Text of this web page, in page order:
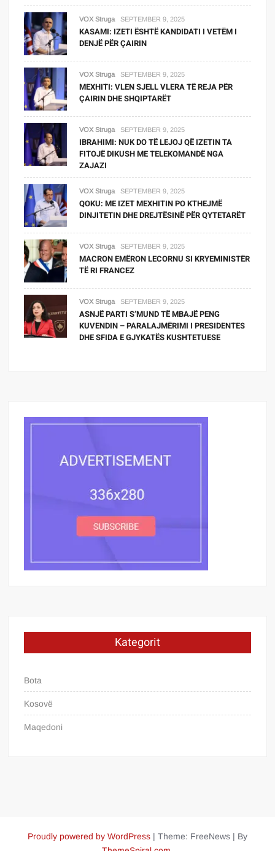
VOX Struga SEPTEMBER 9, 2025
KASAMI: IZETI ËSHTË KANDIDATI I VETËM I
DENJË PËR ÇAIRIN
VOX Struga SEPTEMBER 9, 2025
MEXHITI: VLEN SJELL VLERA TË REJA PËR
ÇAIRIN DHE SHQIPTARËT
VOX Struga SEPTEMBER 9, 2025
IBRAHIMI: NUK DO TË LEJOJ QË IZETIN TA
FITOJË DIKUSH ME TELEKOMANDË NGA
ZAJAZI
VOX Struga SEPTEMBER 9, 2025
QOKU: ME IZET MEXHITIN PO KTHEJMË
DINJITETIN DHE DREJTËSINË PËR QYTETARËT
VOX Struga SEPTEMBER 9, 2025
MACRON EMËRON LECORNU SI KRYEMINISTËR
TË RI FRANCEZ
VOX Struga SEPTEMBER 9, 2025
ASNJË PARTI S’MUND TË MBAJË PENG
KUVENDIN – PARALAJMËRIMI I PRESIDENTES
DHE SFIDA E GJYKATËS KUSHTETUESE
Kategorit
Bota
Kosovë
Maqedoni
Proudly powered by WordPress | Theme: FreeNews | By